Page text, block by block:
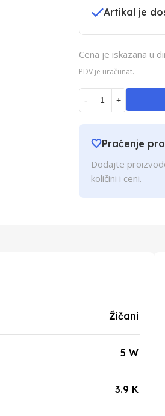
Artikal je
Cena je iskazana u
PDV je uračunat.
- +
Praćenje
Dodajte
količini i ceni.
Žičani
5 W
3.9 K